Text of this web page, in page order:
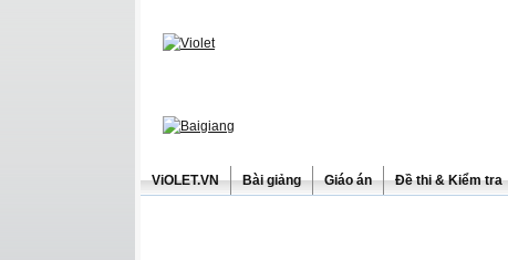
ViOLET.VN Bài giảng Giáo án Đề thi & Kiểm tra